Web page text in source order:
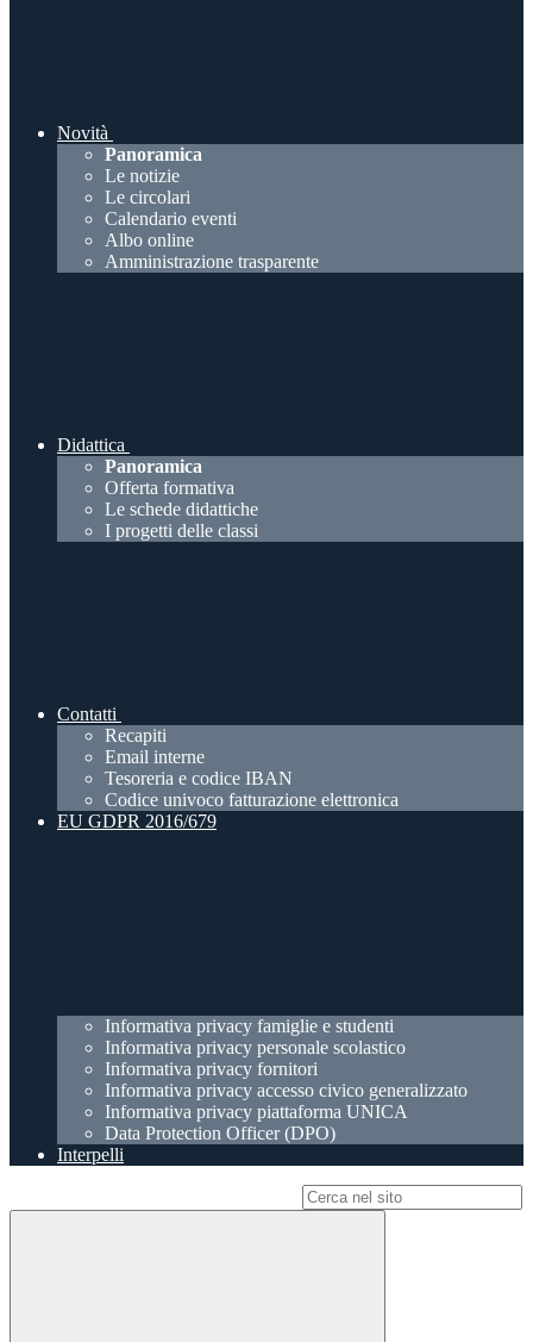
Novità
Panoramica
Le notizie
Le circolari
Calendario eventi
Albo online
Amministrazione trasparente
Didattica
Panoramica
Offerta formativa
Le schede didattiche
I progetti delle classi
Contatti
Recapiti
Email interne
Tesoreria e codice IBAN
Codice univoco fatturazione elettronica
EU GDPR 2016/679
Informativa privacy famiglie e studenti
Informativa privacy personale scolastico
Informativa privacy fornitori
Informativa privacy accesso civico generalizzato
Informativa privacy piattaforma UNICA
Data Protection Officer (DPO)
Interpelli